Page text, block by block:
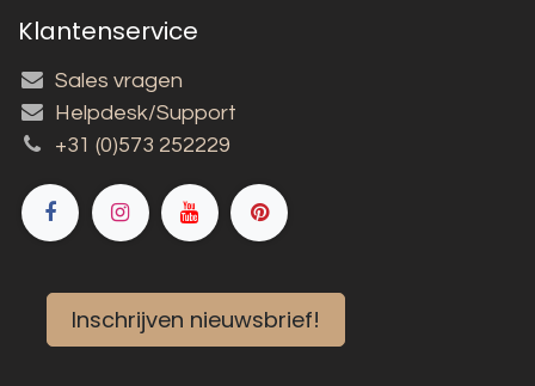
Klantenservice
Sales vragen
Helpdesk/Support
+31 (0)573 252229
Inschrijven nieuwsbrief!